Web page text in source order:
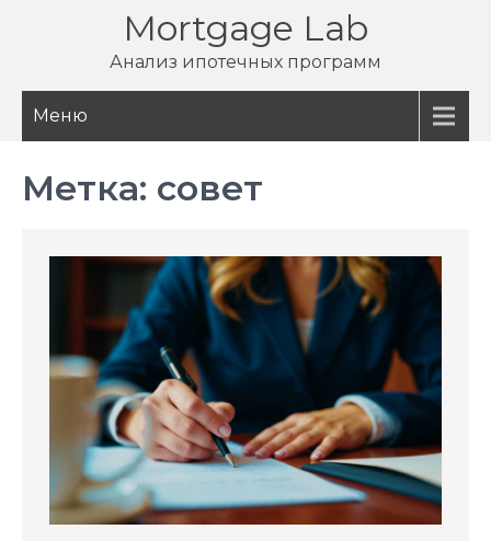
содержимому
Mortgage Lab
Анализ ипотечных программ
Меню
Метка: совет